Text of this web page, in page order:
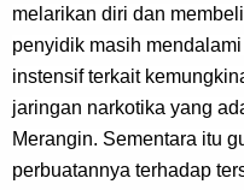
melarikan diri dan
penyidik masih
instensif terkait
jaringan narkotika yang
Merangin. Sementara itu
perbuatannya terhadap